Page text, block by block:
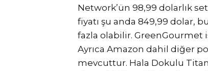
Network’ün 98,99 dolarlık
fiyatı şu anda 849,99 dolar,
fazla olabilir. GreenGourmet
Ayrıca Amazon dahil diğer
mevcuttur. Hala Dokulu